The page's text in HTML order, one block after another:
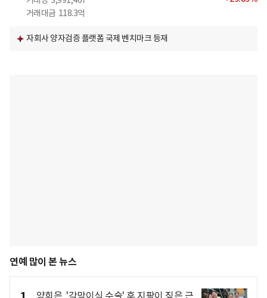
거래대금 118.3억
자회사 양자검증 플랫폼 국제 벤치마크 등재
연예 많이 본 뉴스